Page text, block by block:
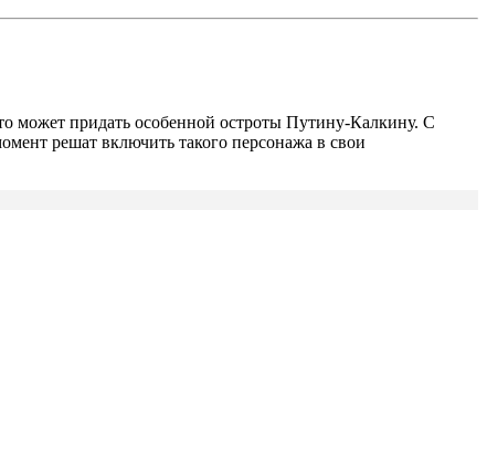
может придать особенной остроты Путину-Калкину. С
решат включить такого персонажа в свои